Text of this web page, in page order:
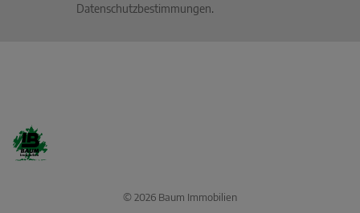
Datenschutzbestimmungen.
© 2026 Baum Immobilien